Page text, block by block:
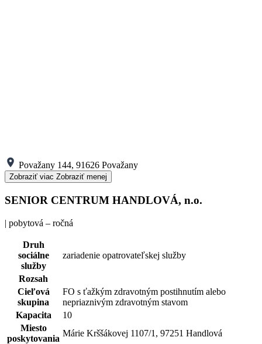
Považany 144, 91626 Považany
Zobraziť viac Zobraziť menej
SENIOR CENTRUM HANDLOVÁ, n.o.
| pobytová – ročná
Druh
sociálne
služby
zariadenie opatrovateľskej služby
Rozsah
Cieľová
skupina
FO s ťažkým zdravotným postihnutím alebo
nepriaznivým zdravotným stavom
Kapacita
10
Miesto
poskytovania
Márie Krššákovej 1107/1, 97251 Handlová